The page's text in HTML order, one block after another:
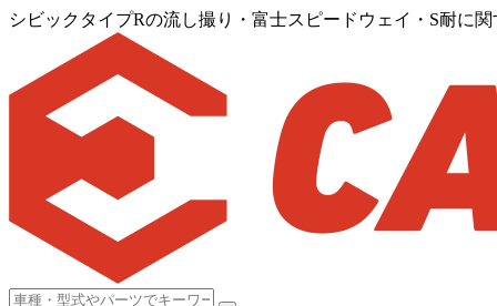
シビックタイプRの流し撮り・富士スピードウェイ・S耐に